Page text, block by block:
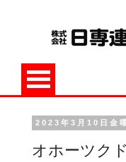
2023年3月10日金
オホーツク